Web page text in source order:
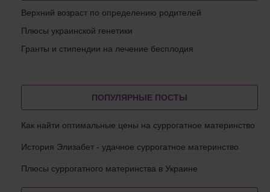
Верхний возраст по определению родителей
Плюсы украинской генетики
Гранты и стипендии на лечение бесплодия
ПОПУЛЯРНЫЕ ПОСТЫ
Как найти оптимальные цены на суррогатное материнство
История Элизабет - удачное суррогатное материнство
Плюсы суррогатного материнства в Украине